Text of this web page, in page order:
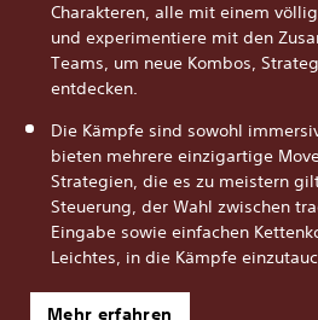
Charakteren, alle mit einem
und experimentiere mit den
Teams, um neue Kombos,
entdecken.
Die Kämpfe sind sowohl
bieten mehrere einzigartige
Strategien, die es zu meistern
Steuerung, der Wahl zwischen
Eingabe sowie einfachen
Leichtes, in die Kämpfe
Mehr erfahren